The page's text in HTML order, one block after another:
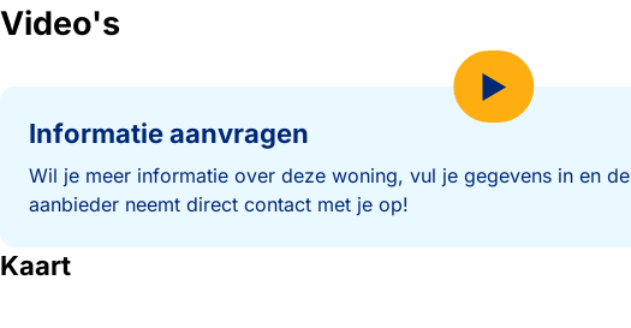
Video's
Ingesloten inhoud van Vimeo overslaan
Informatie aanvragen
Wil je meer informatie over deze woning, vul je gegevens in en de
aanbieder neemt direct contact met je op!
Kaart